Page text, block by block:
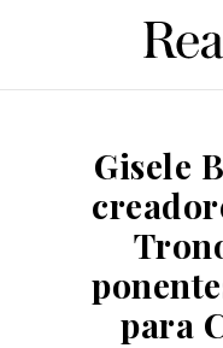
Gisele
para